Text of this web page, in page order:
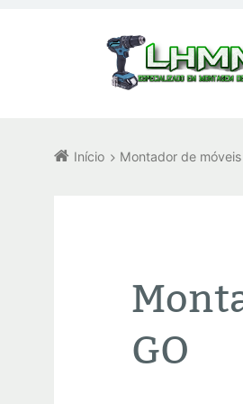
Início Montador de móveis
GO